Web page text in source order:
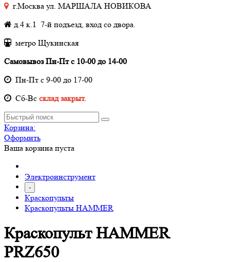
г.Москва ул. МАРШАЛА НОВИКОВА
д.4 к.1 7-й подъезд, вход со двора.
метро Щукинская
Самовывоз Пн-Пт с 10-00 до 14-00
Пн-Пт с 9-00 до 17-00
Cб-Вс склад закрыт.
Корзина:
Оформить
Ваша корзина пуста
Электроинструмент
-
Краскопульты
Краскопульты HAMMER
Краскопульт HAMMER
PRZ650